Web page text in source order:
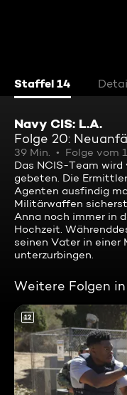
Staffel 14
Navy CIS: L.A.
Folge 20:
39 Min. Folge vom
Das NCIS-Team
gebeten. Die
Agenten ausfindig
Militärwaffen
Anna noch immer in
Hochzeit.
seinen Vater in einer
unterzurbingen.
Weitere Folgen
12